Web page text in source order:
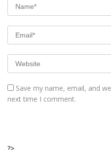
Save my name, email, and
next time I comment.